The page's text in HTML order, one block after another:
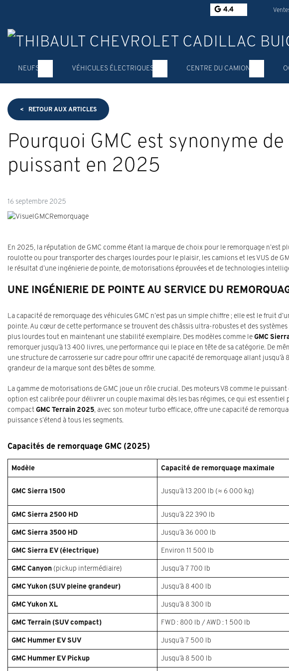
4.4
NEUFS VÉHICULES ÉLECTRIQUES CENTRE DU CAMION
< RETOUR AUX ARTICLES
Pourquoi GMC est synonyme
puissant en 2025
16 septembre 2025
En 2025, la réputation de GMC comme étant la marque de choix pour le remorquage n’est
roulotte ou pour transporter des charges lourdes pour le plaisir, les camions et les VUS de
le résultat d’une ingénierie de pointe, de motorisations éprouvées et de technologies
UNE INGÉNIERIE DE POINTE AU SERVICE DU
La capacité de remorquage des véhicules GMC n’est pas un simple chiffre ; elle est le fruit
pointe. Au cœur de cette performance se trouvent des châssis ultra-robustes et des
plus lourdes tout en maintenant une stabilité exemplaire. Des modèles comme leGMC
remorquer jusqu’à 13 400 livres, une performance qui le place en tête de sa catégorie. De
une structure de carrosserie sur cadre pour offrir une capacité de remorquage allant
grandeur de la marque sont des bêtes de somme.
La gamme de motorisations de GMC joue un rôle crucial. Des moteurs V8 comme le
option est calibrée pour délivrer un couple maximal dès les bas régimes, ce qui est essentiel
compactGMC Terrain 2025, avec son moteur turbo efficace, offre une capacité de
puissance s’étend à tous les segments.
Capacités de remorquage GMC (2025)
Modèle Capacité de remorquage maximale
GMC Sierra 1500 Jusqu’à 13 200 lb (≈ 6 000 kg)
GMC Sierra 2500 HD
Jusqu’à 22 390 lb
GMC Sierra 3500 HD
Jusqu’à 36 000 lb
GMC Sierra EV (électrique)
Environ 11 500 lb
GMC Canyon (pickup intermédiaire) Jusqu’à 7 700 lb
GMC Yukon (SUV pleine grandeur)
Jusqu’à 8 400 lb
GMC Yukon XL
Jusqu’à 8 300 lb
GMC Terrain (SUV compact)
FWD : 800 lb / AWD : 1 500 lb
GMC Hummer EV SUV
Jusqu’à 7 500 lb
GMC Hummer EV Pickup
Jusqu’à 8 500 lb